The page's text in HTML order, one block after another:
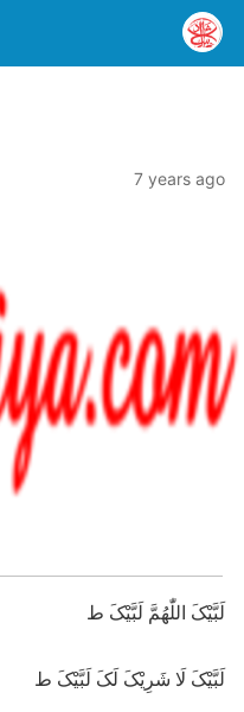
7 years ago
لَبَّیْکَ اللّٰھُمَّ لَبَّیْکَ ط
لَبَّیْکَ لَا شَرِیْکَ لَکَ لَبَّیْکَ ط